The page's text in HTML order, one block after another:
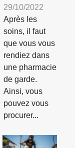
29/10/2022
Après les
soins, il faut
que vous vous
rendiez dans
une pharmacie
de garde.
Ainsi, vous
pouvez vous
procurer...